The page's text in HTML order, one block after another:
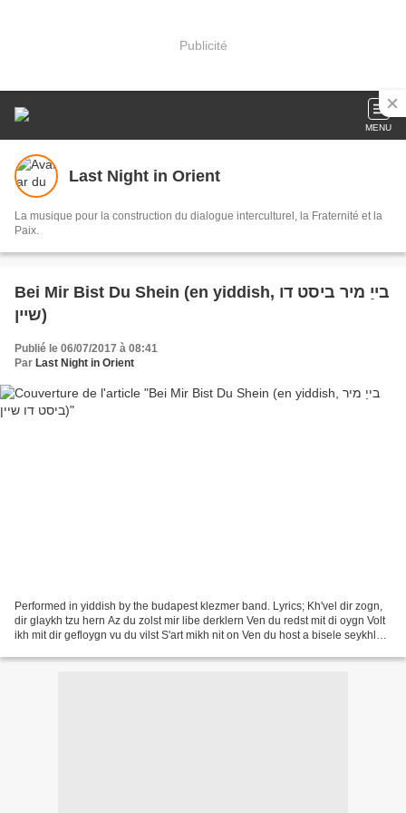
Publicité
MENU
Last Night in Orient
La musique pour la construction du dialogue interculturel, la Fraternité et la
Paix.
Bei Mir Bist Du Shein (en yiddish, בייַ מיר ביסט דו
שיין)
Publié le 06/07/2017 à 08:41
Par Last Night in Orient
Performed in yiddish by the budapest klezmer band. Lyrics; Kh'vel dir zogn,
dir glaykh tzu hern Az du zolst mir libe derklern Ven du redst mit di oygn Volt
ikh mit dir gefloygn vu du vilst S'art mikh nit on Ven du host a bisele seykhl